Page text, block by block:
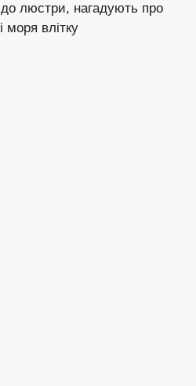
до люстри, нагадують про
моря влітку